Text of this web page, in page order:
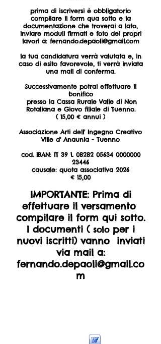
prima di iscriversi è obbligatorio
compilare il form qua sotto e la
documentazione che troverai a lato,
inviare moduli firmati e foto dei propri
lavori a: fernando.depaoli@gmail.com
la tua candidatura verrà valutata e, in
caso di esito favorevole, ti verrà inviata
una mail di conferma.
Successivamente potrai effettuare il
bonifico
presso la Cassa Rurale Valle di Non
Rotaliana e Giovo filiale di Tuenno.
( 15,00 € annui )
Associazione Arti dell' Ingegno Creativo
Ville d' Anaunia - Tuenno
cod. IBAN: IT 39 L 08282 05634 0000000
23446
causale: quota associativa 2026
€ 15,00
IMPORTANTE: Prima di
effettuare il versamento
compilare il form qui sotto.
I documenti ( solo per i
nuovi iscritti) vanno inviati
via mail a:
fernando.depaoli@gmail.co
m